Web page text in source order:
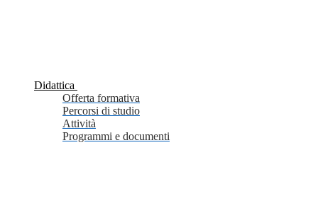
Didattica
Offerta formativa
Percorsi di studio
Attività
Programmi e documenti